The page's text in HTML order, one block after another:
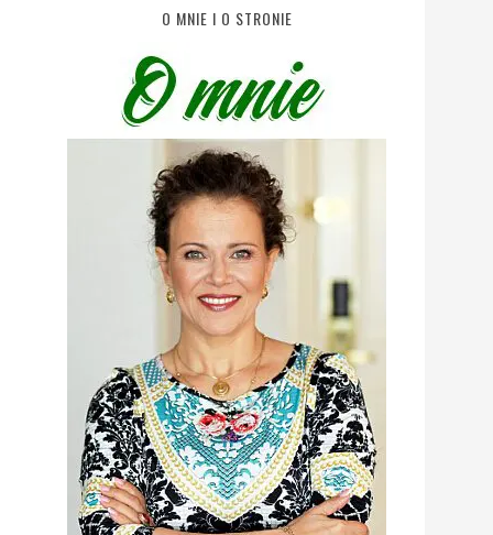
O MNIE I O STRONIE